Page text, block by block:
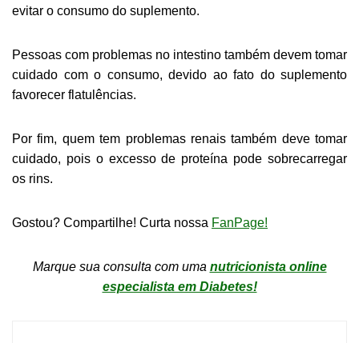
evitar o consumo do suplemento.
Pessoas com problemas no intestino também devem tomar
cuidado com o consumo, devido ao fato do suplemento
favorecer flatulências.
Por fim, quem tem problemas renais também deve tomar
cuidado, pois o excesso de proteína pode sobrecarregar
os rins.
Gostou? Compartilhe! Curta nossa FanPage!
Marque sua consulta com uma nutricionista online
especialista em Diabetes!